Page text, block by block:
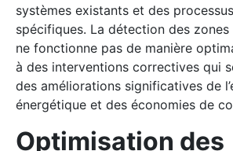
systèmes existants et des
spécifiques. La détection des zones
ne fonctionne pas de manière
à des interventions correctives qui
des améliorations significatives de
énergétique et des économies de
Optimisation des